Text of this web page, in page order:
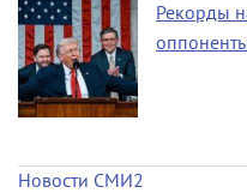
Рекорды
Новости СМИ2